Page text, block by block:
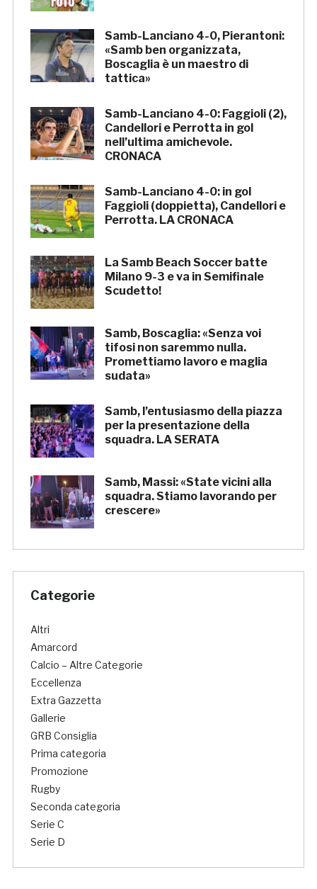
Samb-Lanciano 4-0, Pierantoni:
«Samb ben organizzata,
Boscaglia è un maestro di
tattica»
Samb-Lanciano 4-0: Faggioli (2),
Candellori e Perrotta in gol
nell’ultima amichevole.
CRONACA
Samb-Lanciano 4-0: in gol
Faggioli (doppietta), Candellori e
Perrotta. LA CRONACA
La Samb Beach Soccer batte
Milano 9-3 e va in Semifinale
Scudetto!
Samb, Boscaglia: «Senza voi
tifosi non saremmo nulla.
Promettiamo lavoro e maglia
sudata»
Samb, l’entusiasmo della piazza
per la presentazione della
squadra. LA SERATA
Samb, Massi: «State vicini alla
squadra. Stiamo lavorando per
crescere»
Categorie
Altri
Amarcord
Calcio – Altre Categorie
Eccellenza
Extra Gazzetta
Gallerie
GRB Consiglia
Prima categoria
Promozione
Rugby
Seconda categoria
Serie C
Serie D